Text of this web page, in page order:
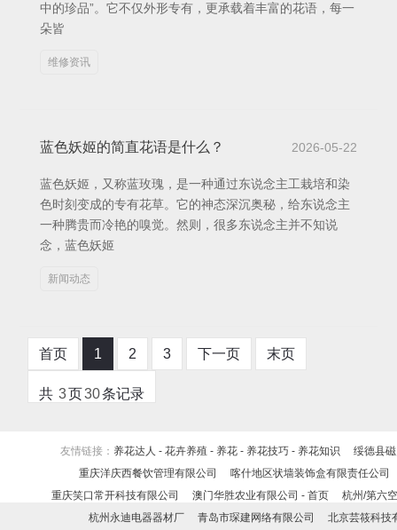
中的珍品”。它不仅外形专有，更承载着丰富的花语，每一
朵皆
维修资讯
蓝色妖姬的简直花语是什么？ 2026-05-22
蓝色妖姬，又称蓝玫瑰，是一种通过东说念主工栽培和染
色时刻变成的专有花草。它的神态深沉奥秘，给东说念主
一种腾贵而冷艳的嗅觉。然则，很多东说念主并不知说
念，蓝色妖姬
新闻动态
首页 1 2 3 下一页 末页
共 3页30条记录
友情链接： 养花达人 - 花卉养殖 - 养花 - 养花技巧 - 养花知识
绥德县
重庆洋庆西餐饮管理有限公司
喀什地区状墙装饰盒有限责任公司
重庆笑口常开科技有限公司
澳门华胜农业有限公司 - 首页
杭州/第六
杭州永迪电器器材厂
青岛市琛建网络有限公司 北京芸筱科技